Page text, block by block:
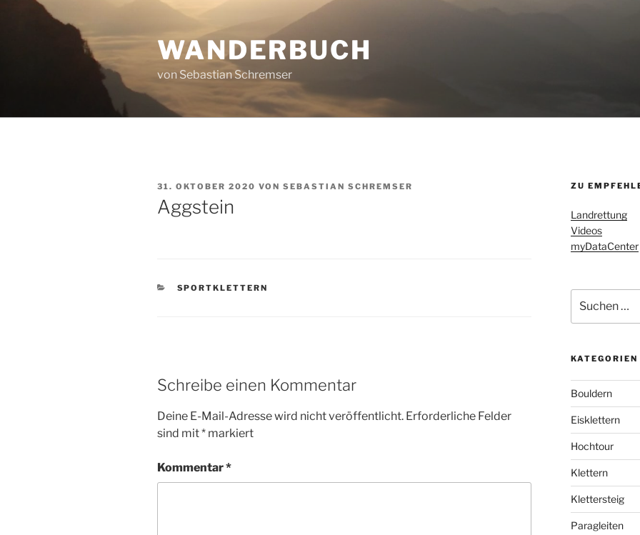
WANDERBUCH
von Sebastian Schremser
VERÖFFENTLICHT
AM
31. OKTOBER 2020 VON SEBASTIAN SCHREMSER
Aggstein
KATEGORIEN
SPORTKLETTERN
Schreibe einen Kommentar
Deine E-Mail-Adresse wird nicht veröffentlicht. Erforderliche Felder
sind mit* markiert
Kommentar*
ZU
Landrettung
Videos
myDataCenter
nach:
KATEGORIEN
Bouldern
Eisklettern
Hochtour
Klettern
Klettersteig
Paragleiten